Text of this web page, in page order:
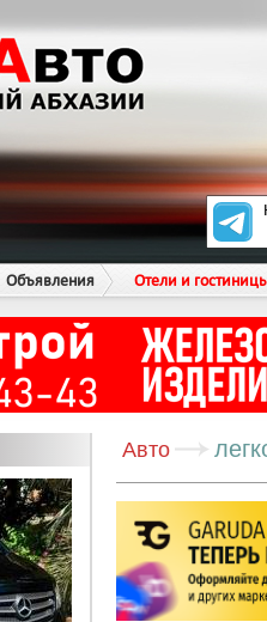
Объявления Отели и
Авто